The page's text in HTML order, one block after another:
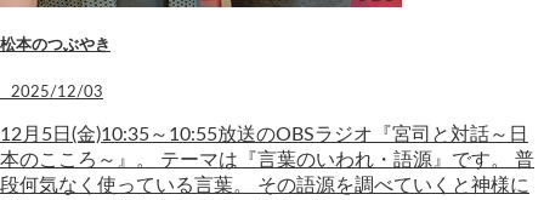
松本のつぶやき
2025/12/03
12月5日(金)10:35～10:55放送のOBSラジオ『宮司と対話～日
本のこころ～』。 テーマは『言葉のいわれ・語源』です。 普
段何気なく使っている言葉。 その語源を調べていくと神様に